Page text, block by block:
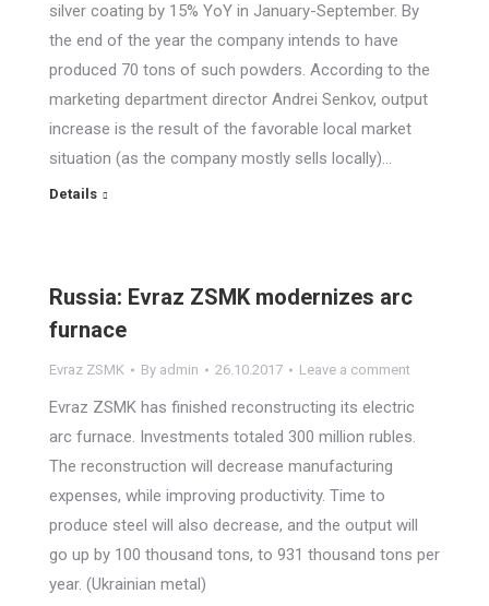
silver coating by 15% YoY in January-September. By
the end of the year the company intends to have
produced 70 tons of such powders. According to the
marketing department director Andrei Senkov, output
increase is the result of the favorable local market
situation (as the company mostly sells locally)…
Details
Russia: Evraz ZSMK modernizes arc
furnace
Evraz ZSMK By admin 26.10.2017 Leave a comment
Evraz ZSMK has finished reconstructing its electric
arc furnace. Investments totaled 300 million rubles.
The reconstruction will decrease manufacturing
expenses, while improving productivity. Time to
produce steel will also decrease, and the output will
go up by 100 thousand tons, to 931 thousand tons per
year. (Ukrainian metal)